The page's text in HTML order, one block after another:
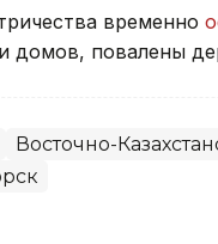
временно
домов, повалены
Восточно-